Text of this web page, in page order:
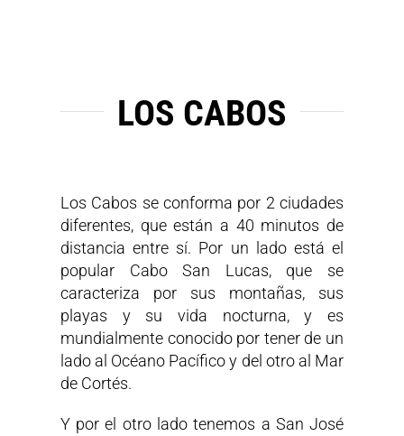
LOS CABOS
Los Cabos se conforma por 2 ciudades
diferentes, que están a 40 minutos de
distancia entre sí. Por un lado está el
popular Cabo San Lucas, que se
caracteriza por sus montañas, sus
playas y su vida nocturna, y es
mundialmente conocido por tener de un
lado al Océano Pacífico y del otro al Mar
de Cortés.
Y por el otro lado tenemos a San José